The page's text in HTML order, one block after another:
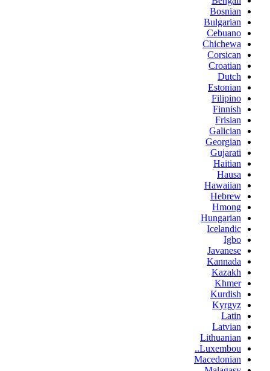
Bosnian
Bulgarian
Cebuano
Chichewa
Corsican
Croatian
Dutch
Estonian
Filipino
Finnish
Frisian
Galician
Georgian
Gujarati
Haitian
Hausa
Hawaiian
Hebrew
Hmong
Hungarian
Icelandic
Igbo
Javanese
Kannada
Kazakh
Khmer
Kurdish
Kyrgyz
Latin
Latvian
Lithuanian
Luxembou..
Macedonian